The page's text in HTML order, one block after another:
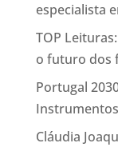
especialista
TOP
o futuro dos
Portugal
Cláudia